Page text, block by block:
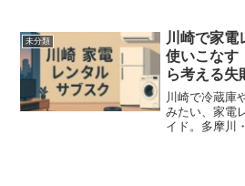
え方をまとめ
未分類
川崎で家電
使いこなす
ら考える失
川崎で冷蔵庫
みたい、家電
イド。多摩川